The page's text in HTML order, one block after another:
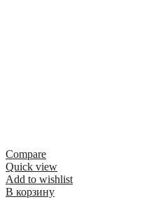
Compare
Quick view
Add to wishlist
В корзину